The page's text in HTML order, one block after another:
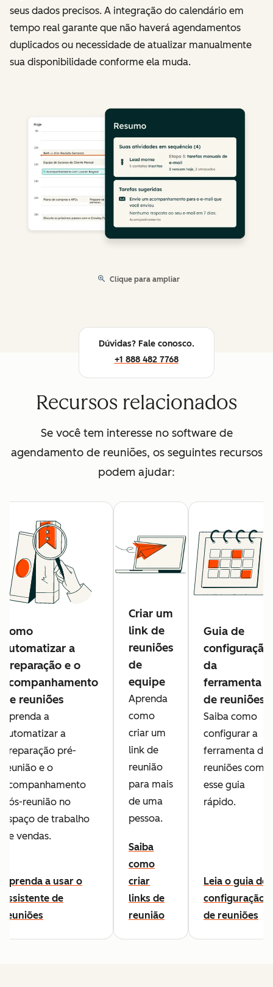
seus dados precisos. A integração do calendário em
tempo real garante que não haverá agendamentos
duplicados ou necessidade de atualizar manualmente
sua disponibilidade conforme ela muda.
Clique para ampliar
Dúvidas? Fale conosco.
+1 888 482 7768
Recursos relacionados
Se você tem interesse no software de
agendamento de reuniões, os seguintes recursos
podem ajudar:
Como
automatizar a
preparação e o
acompanhamento
de reuniões
Aprenda a
automatizar a
preparação pré-
reunião e o
acompanhamento
pós-reunião no
espaço de trabalho
de vendas.
Aprenda a usar o
assistente de
reuniões
Criar um
link de
reuniões
de
equipe
Aprenda
como
criar um
link de
reunião
para mais
de uma
pessoa.
Saiba
como
criar
links de
reunião
Guia de
configuração
da
ferramenta
de reuniões
Saiba como
configurar a
ferramenta de
reuniões com
esse guia
rápido.
Leia o guia de
configuração
de reuniões